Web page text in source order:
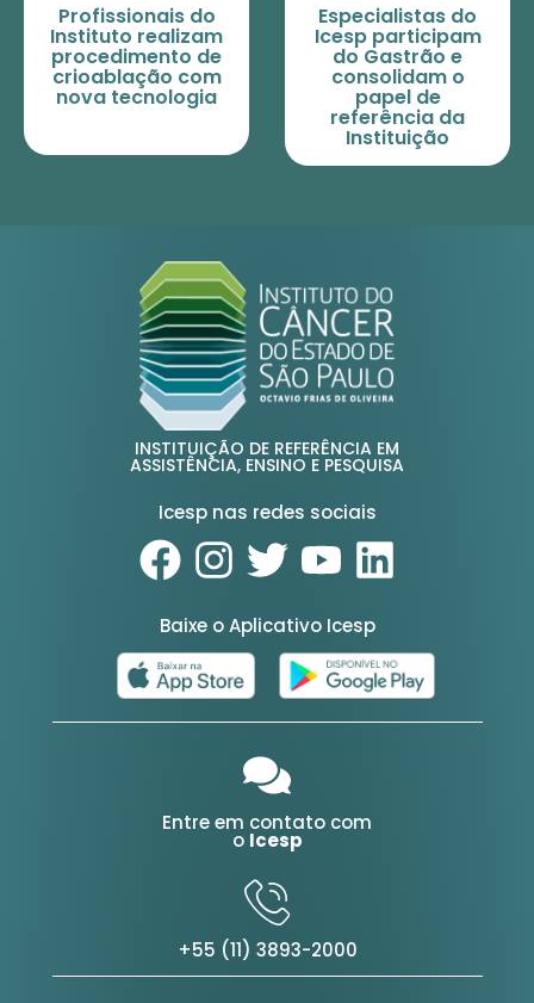
Profissionais do
Instituto realizam
procedimento de
crioablação com
nova tecnologia
Especialistas do
Icesp participam
do Gastrão e
consolidam o
papel de
referência da
Instituição
INSTITUIÇÃO DE REFERÊNCIA EM
ASSISTÊNCIA, ENSINO E PESQUISA
Icesp nas redes sociais
Baixe o Aplicativo Icesp
Entre em contato com
o Icesp
+55 (11) 3893-2000